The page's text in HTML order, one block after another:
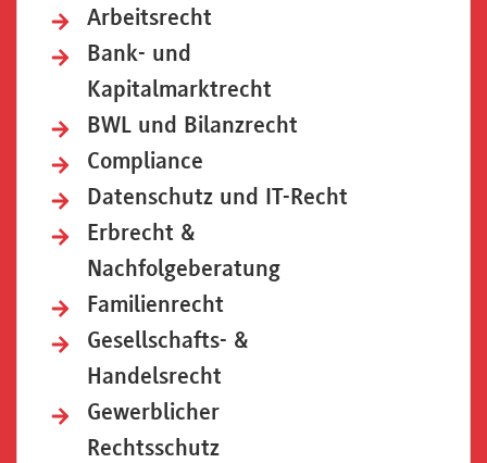
Arbeitsrecht
Bank- und
Kapitalmarktrecht
BWL und Bilanzrecht
Compliance
Datenschutz und IT-Recht
Erbrecht &
Nachfolgeberatung
Familienrecht
Gesellschafts- &
Handelsrecht
Gewerblicher
Rechtsschutz